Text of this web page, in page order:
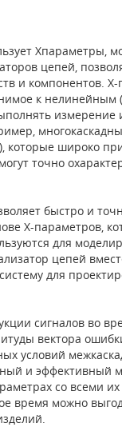
X­параметры,
цепей,
и компонентов.
к
измерение
которые широко
точно
быстро и
X­-параметров,
для
цепей
для
сигналов во
вектора
условий
и эффективный
со всеми
время можно